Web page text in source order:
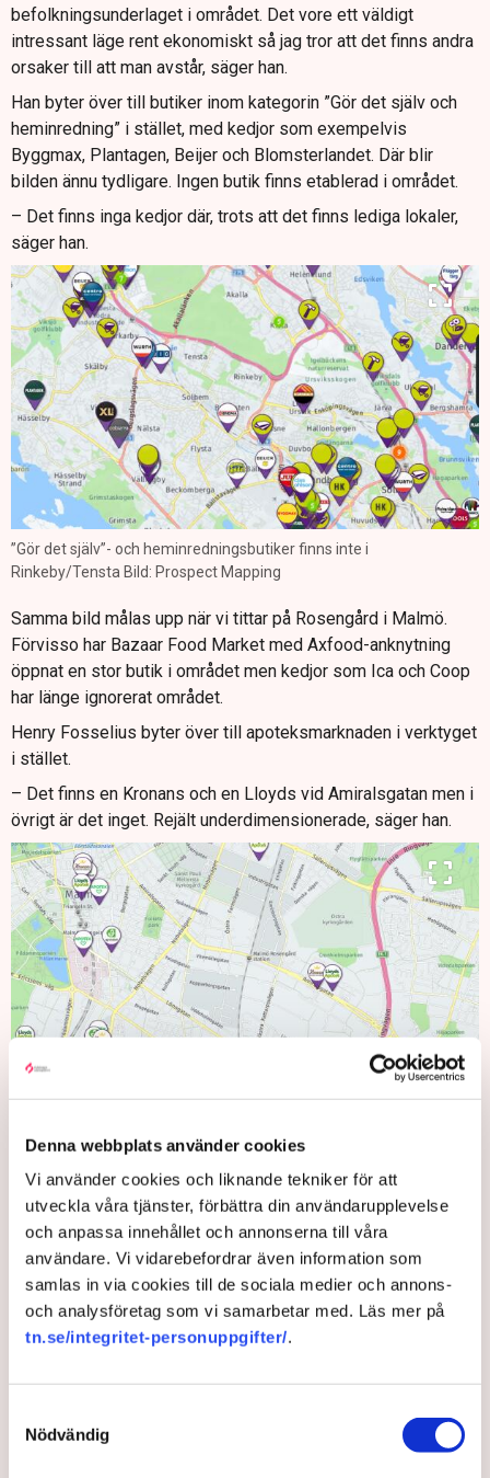
Denna webbplats använder cookies
Vi använder cookies och liknande tekniker för att
utveckla våra tjänster, förbättra din användarupplevelse
och anpassa innehållet och annonserna till våra
användare. Vi vidarebefordrar även information som
samlas in via cookies till de sociala medier och annons-
och analysföretag som vi samarbetar med. Läs mer på
tn.se/integritet-personuppgifter/.
Nödvändig
befolkningsunderlaget i området. Det vore ett väldigt
intressant läge rent ekonomiskt så jag tror att det finns andra
orsaker till att man avstår, säger han.
Han byter över till butiker inom kategorin ”Gör det själv och
heminredning” i stället, med kedjor som exempelvis
Byggmax, Plantagen, Beijer och Blomsterlandet. Där blir
bilden ännu tydligare. Ingen butik finns etablerad i området.
– Det finns inga kedjor där, trots att det finns lediga lokaler,
säger han.
”Gör det själv”- och heminredningsbutiker finns inte i
Rinkeby/Tensta Bild: Prospect Mapping
Samma bild målas upp när vi tittar på Rosengård i Malmö.
Förvisso har Bazaar Food Market med Axfood-anknytning
öppnat en stor butik i området men kedjor som Ica och Coop
har länge ignorerat området.
Henry Fosselius byter över till apoteksmarknaden i verktyget
i stället.
– Det finns en Kronans och en Lloyds vid Amiralsgatan men i
övrigt är det inget. Rejält underdimensionerade, säger han.
Mapping
Ica och Lidl kämpar längst
Pär Bygdeson har under sina 14 år som vd på
Livsmedelshandlarna följt utvecklingen på nära håll.
– Bland de stora kedjorna har man successivt lämnat
utanförskapsområden och orsaken till det är brottsligheten.
entreprenörer inom Ica – men till slut ger även de upp och